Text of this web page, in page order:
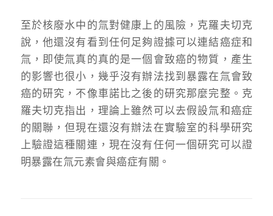
至於核廢水中的氚對健康上的風險，克羅夫切克
說，他還沒有看到任何足夠證據可以連結癌症和
氚，即使氚真的真的是一個會致癌的物質，產生
的影響也很小，幾乎沒有辦法找到暴露在氚會致
癌的研究，不像車諾比之後的研究那麼完整。克
羅夫切克指出，理論上雖然可以去假設氚和癌症
的關聯，但現在還沒有辦法在實驗室的科學研究
上驗證這種關連，現在沒有任何一個研究可以證
明暴露在氚元素會與癌症有關。